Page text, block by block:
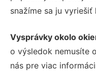
snažíme sa ju
Vysprávky okolo
o výsledok nemusíte
nás pre viac